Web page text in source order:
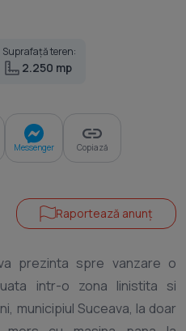
Suprafață teren:
2.250 mp
Messenger Copiază
Raportează anunț
prezinta spre vanzare o
intr-o zona linistita si
municipiul Suceava, la doar